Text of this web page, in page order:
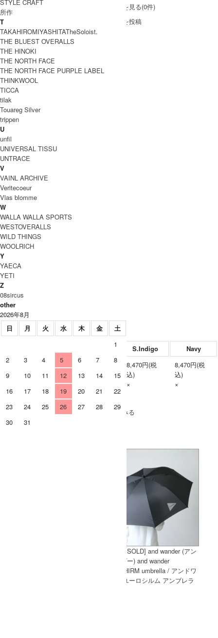
レビューを見る(0件)
レビューを投稿
S.Indigo Navy
Free
8,470円(税
8,470円(税
込)
8,470円(税
込)
×
8,470円(税
込)
×
» もうすこしDECHO (デコー)のアイテムをみる
[THANK SOLD] and wander (アン
ドワンダー) and wander
EuroSCHIRM umbrella / アンドワ
ンダー ユーロシルム アンブレラ
STYLE CRAFT
所作
T
TAKAHIROMIYASHITATheSoloist.
THE BLUEST OVERALLS
THE HINOKI
THE NORTH FACE
THE NORTH FACE PURPLE LABEL
THINKWOOL
TICCA
tilak
Touareg Silver
trippen
U
unfil
UNIVERSAL TISSU
UNTRACE
V
VAINL ARCHIVE
Veritecoeur
Vlas blomme
W
WALLA WALLA SPORTS
WESTOVERALLS
WILD THINGS
WOOLRICH
Y
YAECA
YETI
Z
08sircus
other
2026年8月
日
月 火 水 木 金
土
1
2
3 4 5 6 7
8
9
10 11 12 13 14
15
16
17 18 19 20 21
22
23
24 25 26 27 28
29
30
31